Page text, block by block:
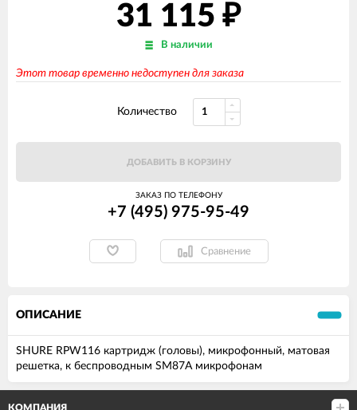
31 115 ₽
В наличии
Этот товар временно недоступен для заказа
Количество
ДОБАВИТЬ В КОРЗИНУ
ЗАКАЗ ПО ТЕЛЕФОНУ
+7 (495) 975-95-49
Сравнение
ОПИСАНИЕ
SHURE RPW116 картридж (головы), микрофонный, матовая
решетка, к беспроводным SM87A микрофонам
КОМПАНИЯ